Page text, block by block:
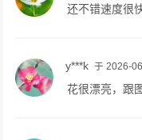
还不错速度很
y***k 于 2026-
花很漂亮，跟